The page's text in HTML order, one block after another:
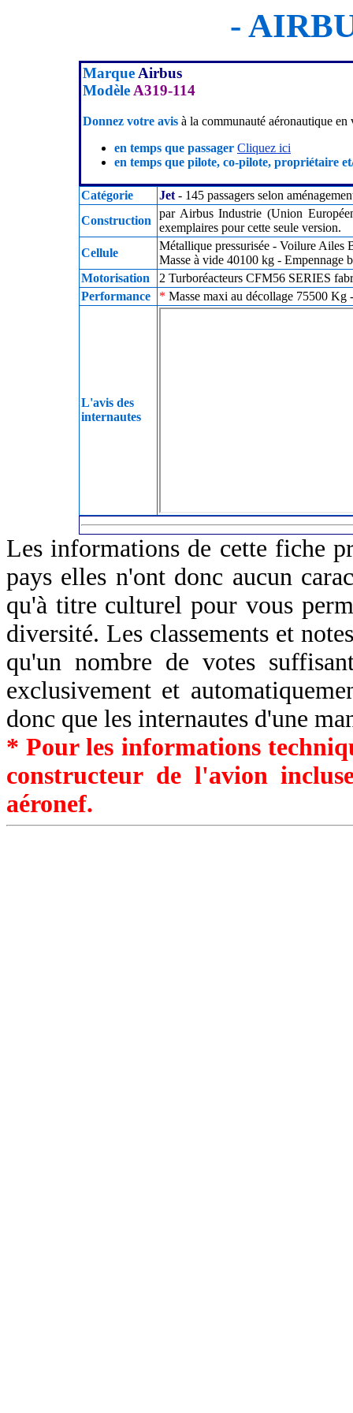
-
Marque Airbus
Modèle A319-114
Donnez votre avis à la communauté aéronautique en
en temps que passager Cliquez ici
en temps que pilote, co-pilote, propriétaire
Catégorie Jet - 145 passagers selon
Construction
par Airbus Industrie (Union
exemplaires pour cette seule version.
Cellule
Métallique pressurisée - Voilure Ailes
Masse à vide 40100 kg - Empennage
Motorisation
2 Turboréacteurs CFM56 SERIES
Performance
* Masse maxi au décollage 75500
L'avis des
internautes
Les informations de cette fiche
pays elles n'ont donc aucun
qu'à titre culturel pour vous
diversité. Les classements et
qu'un nombre de votes
exclusivement et
donc que les internautes d'une
* Pour les informations
constructeur de l'avion
aéronef.